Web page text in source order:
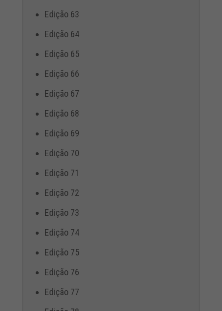
Edição 63
Edição 64
Edição 65
Edição 66
Edição 67
Edição 68
Edição 69
Edição 70
Edição 71
Edição 72
Edição 73
Edição 74
Edição 75
Edição 76
Edição 77